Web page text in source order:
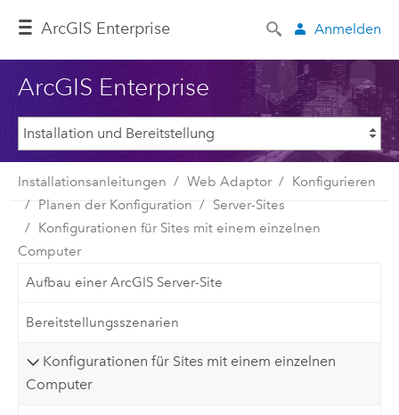
ArcGIS Enterprise Anmelden
ArcGIS Enterprise
Installationsanleitungen Web Adaptor
Konfigurieren
Planen der Konfiguration
Server-Sites
Konfigurationen für Sites mit einem einzelnen
Computer
Aufbau einer ArcGIS Server-Site
Bereitstellungsszenarien
Konfigurationen für Sites mit einem einzelnen
Computer